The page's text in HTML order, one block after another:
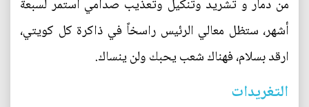
من دمار و تشريد وتنكيل وتعذيب صدامي استمر لسبعة
أشهر، ستظل معالي الرئيس راسخاً في ذاكرة كل كويتي،
ارقد بسلام، فهناك شعب يحبك ولن ينساك.
التغريدات